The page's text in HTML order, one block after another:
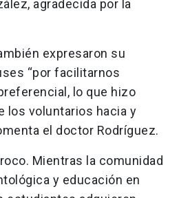
agradecida por la
expresaron su
“por facilitarnos
lo que hizo
los voluntarios hacia y
el doctor Rodríguez.
Mientras la comunidad
y educación en